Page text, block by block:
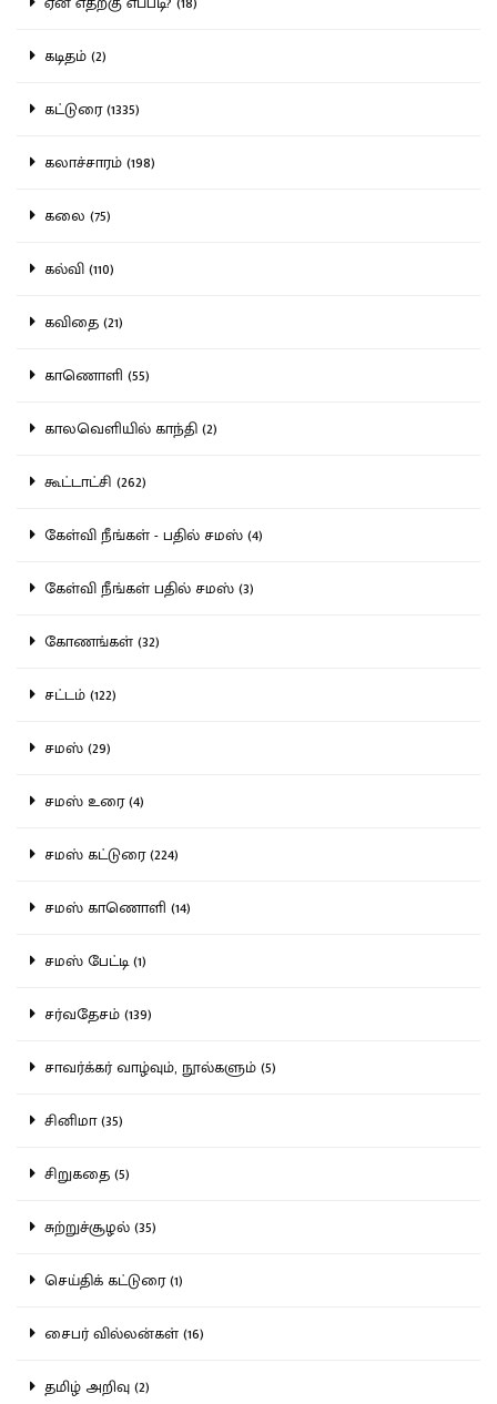
கடிதம் (2)
கட்டுரை (1335)
கலாச்சாரம் (198)
கலை (75)
கல்வி (110)
கவிதை (21)
காணொளி (55)
காலவெளியில் காந்தி (2)
கூட்டாட்சி (262)
கேள்வி நீங்கள் - பதில் சமஸ் (4)
கேள்வி நீங்கள் பதில் சமஸ் (3)
கோணங்கள் (32)
சட்டம் (122)
சமஸ் (29)
சமஸ் உரை (4)
சமஸ் கட்டுரை (224)
சமஸ் காணொளி (14)
சமஸ் பேட்டி (1)
சர்வதேசம் (139)
சாவர்க்கர் வாழ்வும், நூல்களும் (5)
சினிமா (35)
சிறுகதை (5)
சுற்றுச்சூழல் (35)
செய்திக் கட்டுரை (1)
சைபர் வில்லன்கள் (16)
தமிழ் அறிவு (2)